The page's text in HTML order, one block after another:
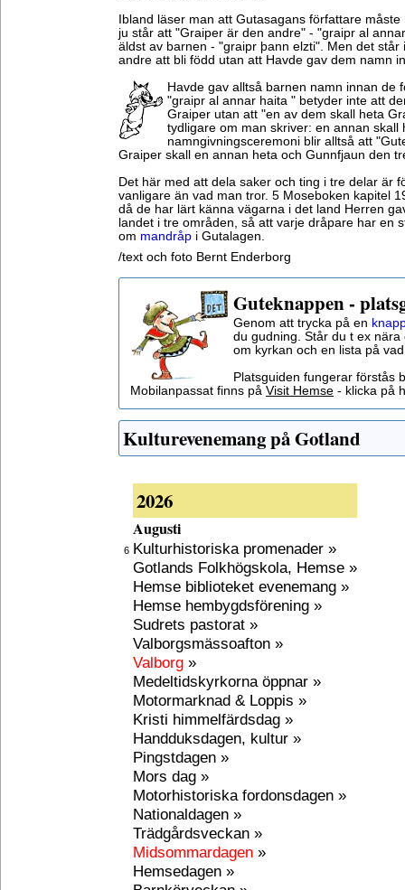
Ibland läser man att Gutasagans författare
ju står att "Graiper är den andre" - "graipr al
äldst av barnen - "graipr þann elzti". Men det står
andre att bli född utan att Havde gav dem namn
Havde gav alltså barnen namn innan de
"graipr al annar haita " betyder inte att
Graiper utan att "en av dem skall heta
tydligare om man skriver: en annan skall
namngivningsceremoni blir alltså att
Graiper skall en annan heta och Gunnfjaun den
Det här med att dela saker och ting i tre delar är
vanligare än vad man tror. 5 Moseboken kapitel
då de har lärt känna vägarna i det land Herren
landet i tre områden, så att varje dråpare har en
om mandråp i Gutalagen.
/text och foto Bernt Enderborg
Guteknappen -
Genom att trycka på en
du gudning. Står du t ex
om kyrkan och en lista på
Platsguiden fungerar förstås
Mobilanpassat finns på Visit Hemse - klicka på
Kulturevenemang på Gotland
2026
Augusti
6 Kulturhistoriska promenader »
Gotlands Folkhögskola, Hemse »
Hemse biblioteket evenemang »
Hemse hembygdsförening »
Sudrets pastorat »
Valborgsmässoafton »
Valborg »
Medeltidskyrkorna öppnar »
Motormarknad & Loppis »
Kristi himmelfärdsdag »
Handduksdagen, kultur »
Pingstdagen »
Mors dag »
Motorhistoriska fordonsdagen »
Nationaldagen »
Trädgårdsveckan »
Midsommardagen »
Hemsedagen »